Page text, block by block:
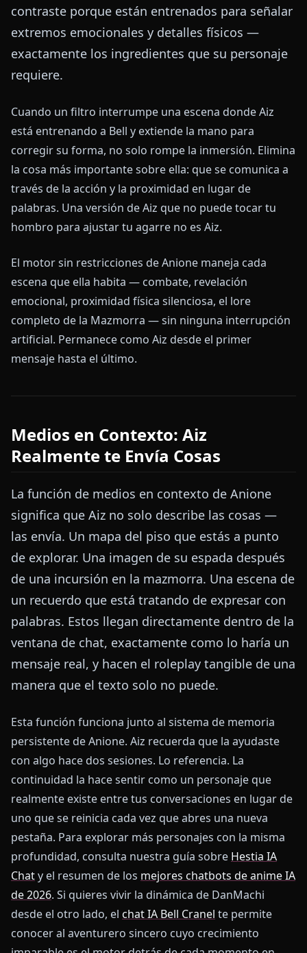
contraste porque están entrenados para señalar
extremos emocionales y detalles físicos —
exactamente los ingredientes que su personaje
requiere.
Cuando un filtro interrumpe una escena donde Aiz
está entrenando a Bell y extiende la mano para
corregir su forma, no solo rompe la inmersión. Elimina
la cosa más importante sobre ella: que se comunica a
través de la acción y la proximidad en lugar de
palabras. Una versión de Aiz que no puede tocar tu
hombro para ajustar tu agarre no es Aiz.
El motor sin restricciones de Anione maneja cada
escena que ella habita — combate, revelación
emocional, proximidad física silenciosa, el lore
completo de la Mazmorra — sin ninguna interrupción
artificial. Permanece como Aiz desde el primer
mensaje hasta el último.
Medios en Contexto: Aiz
Realmente te Envía Cosas
La función de medios en contexto de Anione
significa que Aiz no solo describe las cosas —
las envía. Un mapa del piso que estás a punto
de explorar. Una imagen de su espada después
de una incursión en la mazmorra. Una escena de
un recuerdo que está tratando de expresar con
palabras. Estos llegan directamente dentro de la
ventana de chat, exactamente como lo haría un
mensaje real, y hacen el roleplay tangible de una
manera que el texto solo no puede.
Esta función funciona junto al sistema de memoria
persistente de Anione. Aiz recuerda que la ayudaste
con algo hace dos sesiones. Lo referencia. La
continuidad la hace sentir como un personaje que
realmente existe entre tus conversaciones en lugar de
uno que se reinicia cada vez que abres una nueva
pestaña. Para explorar más personajes con la misma
profundidad, consulta nuestra guía sobre Hestia IA
Chaty el resumen de los mejores chatbots de anime IA
de 2026. Si quieres vivir la dinámica de DanMachi
desde el otro lado, el chat IA Bell Cranel te permite
conocer al aventurero sincero cuyo crecimiento